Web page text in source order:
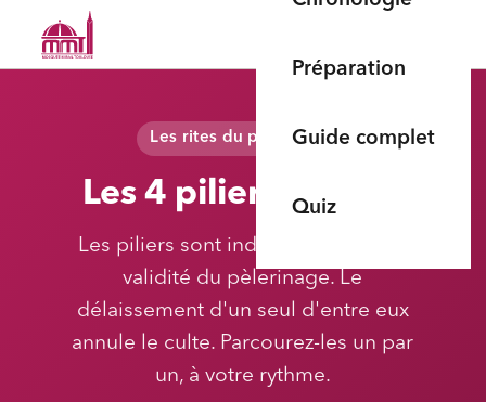
Préparation
Guide complet
Quiz
Les rites du pèlerinage
Les 4 piliers du Hajj
Les piliers sont indispensables à la
validité du pèlerinage. Le
délaissement d'un seul d'entre eux
annule le culte. Parcourez-les un par
un, à votre rythme.